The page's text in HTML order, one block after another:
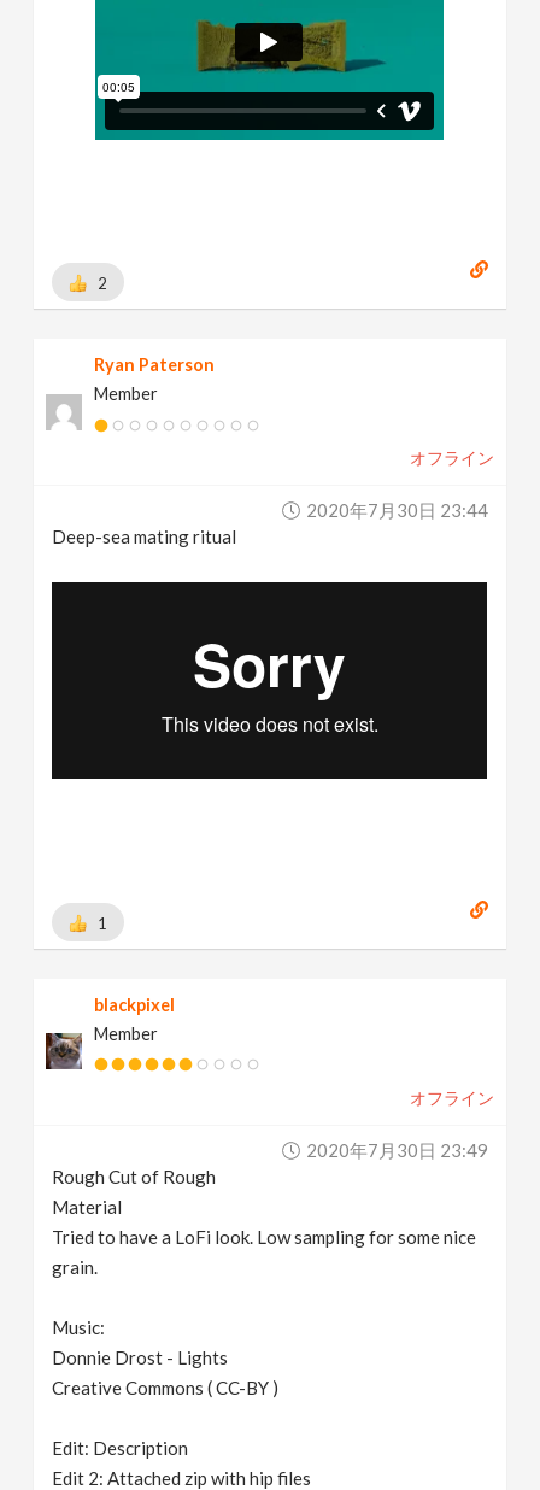
2
Ryan Paterson
Member
オフライン
2020年7月30日 23:44
Deep-sea mating ritual
1
blackpixel
Member
オフライン
2020年7月30日 23:49
Rough Cut of Rough
Material
Tried to have a LoFi look. Low sampling for some nice
grain.
Music:
Donnie Drost - Lights
Creative Commons ( CC-BY )
Edit: Description
Edit 2: Attached zip with hip files